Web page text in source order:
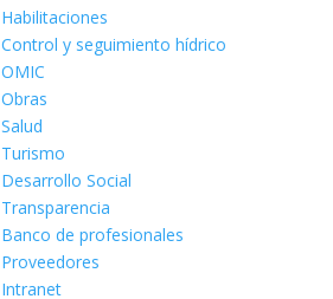
Habilitaciones
Control y seguimiento hídrico
OMIC
Obras
Salud
Turismo
Desarrollo Social
Transparencia
Banco de profesionales
Proveedores
Intranet